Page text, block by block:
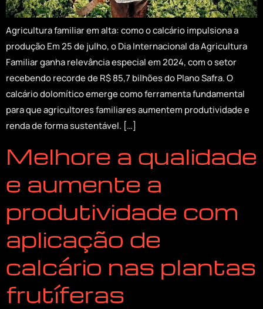
Agricultura familiar em alta: como o calcário impulsiona a
produção Em 25 de julho, o Dia Internacional da Agricultura
Familiar ganha relevância especial em 2024, com o setor
recebendo recorde de R$ 85,7 bilhões do Plano Safra. O
calcário dolomítico emerge como ferramenta fundamental
para que agricultores familiares aumentem produtividade e
renda de forma sustentável. […]
Melhore a qualidade
e aumente a
produtividade com
aplicação de
calcário nas plantas
frutíferas